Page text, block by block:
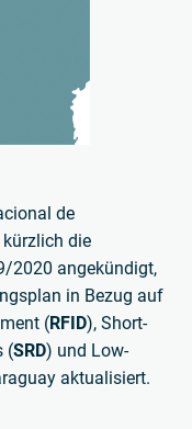
de
die
2020 angekündigt,
in Bezug auf
(RFID), Short-
(SRD) und Low-
aktualisiert.